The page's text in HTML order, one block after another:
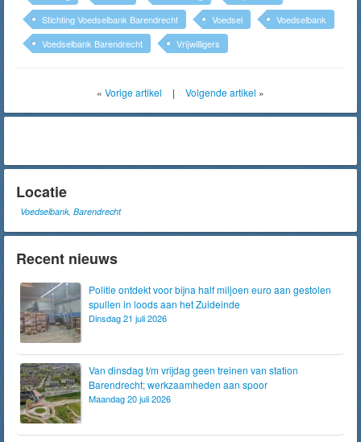
Stichting Voedselbank Barendrecht
Voedsel
Voedselbank
Voedselbank Barendrecht
Vrijwilligers
« Vorige artikel | Volgende artikel »
Locatie
Voedselbank, Barendrecht
Recent nieuws
Politie ontdekt voor bijna half miljoen euro aan gestolen
spullen in loods aan het Zuideinde
Dinsdag 21 juli 2026
Van dinsdag t/m vrijdag geen treinen van station
Barendrecht; werkzaamheden aan spoor
Maandag 20 juli 2026